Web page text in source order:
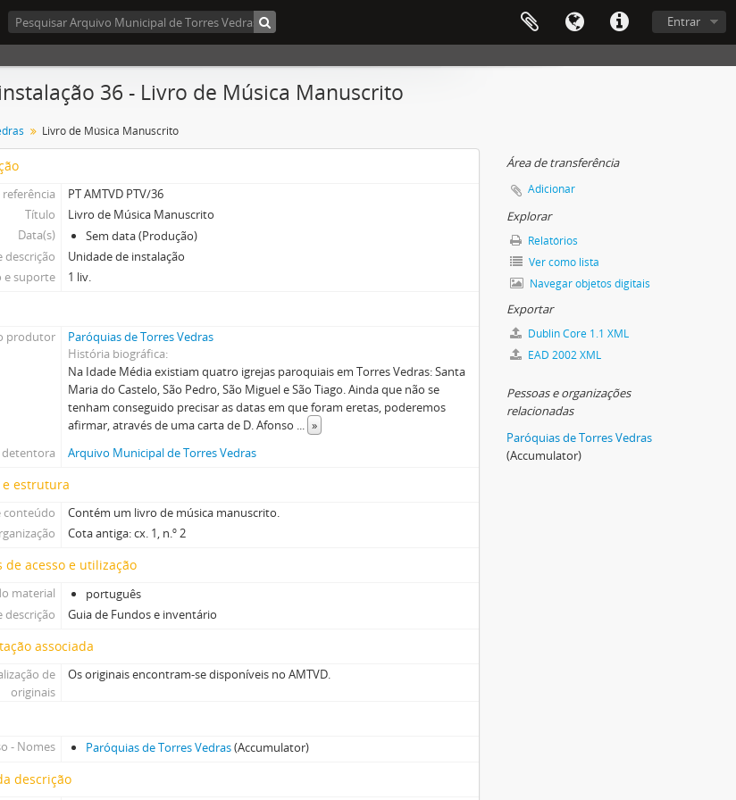
Entrar
36 - Livro de Música Manuscrito
Livro de Música Manuscrito
PT AMTVD PTV/36
Título
Livro de Música Manuscrito
Data(s)
Sem data (Produção)
descrição
Unidade de instalação
e suporte
1 liv.
produtor
Paróquias de Torres Vedras
História biográfica
Na Idade Média existiam quatro igrejas paroquiais em Torres Vedras: Santa
Maria do Castelo, São Pedro, São Miguel e São Tiago. Ainda que não se
tenham conseguido precisar as datas em que foram eretas, poderemos
afirmar, através de uma carta de D. Afonso ... »
Arquivo Municipal de Torres Vedras
estrutura
conteúdo
Contém um livro de música manuscrito.
Cota antiga: cx. 1, n.º 2
de acesso e utilização
material
português
Guia de Fundos e inventário
associada
de
originais
Os originais encontram-se disponíveis no AMTVD.
- Nomes Paróquias de Torres Vedras(Accumulator)
descrição
Área de transferência
Adicionar
Explorar
Relatórios
Ver como lista
Navegar objetos digitais
Exportar
Dublin Core 1.1 XML
EAD 2002 XML
Pessoas e organizações
relacionadas
Paróquias de Torres Vedras
(Accumulator)